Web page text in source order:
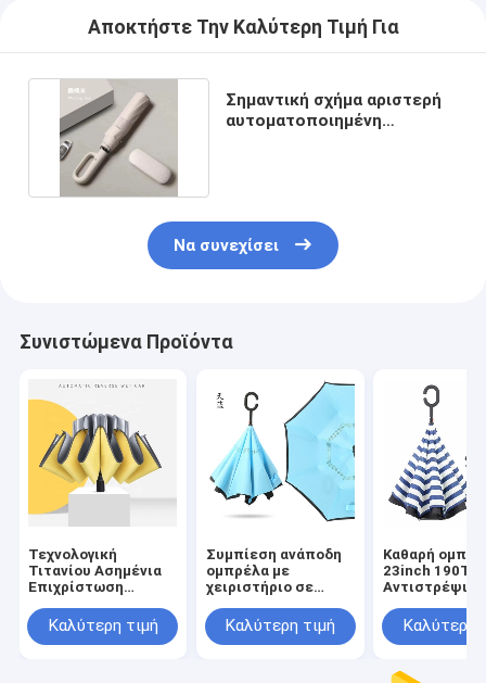
Αποκτήστε Την Καλύτερη Τιμή Για
Σημαντική σχήμα αριστερή
αυτοματοποιημένη
Να συνεχίσει
Συνιστώμενα Προϊόντα
Τεχνολογική
Τιτανίου Ασημένια
Επιχρίστωση
Διπλή Αντιστροφή
Παραθύρα για
Καλύτερη τιμή
Συμπίεση ανάποδη
ομπρέλα με
χειριστήριο σε
καλυμμένο
μεταλλικό άξονα
Καλύτερη τιμή
Καθαρή
23inch 190T
χειριστήριο
Εγχειρίδιο
Καλύτερη